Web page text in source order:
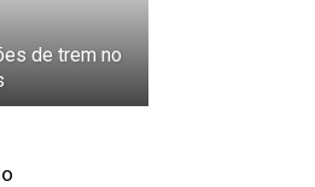
de trem no